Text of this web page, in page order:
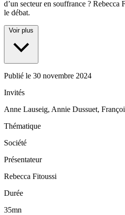
d’un secteur en souffrance ? Rebecca
le débat.
Voir plus
Publié le 30 novembre 2024
Invités
Anne Lauseig, Annie Dussuet,
Thématique
Société
Présentateur
Rebecca Fitoussi
Durée
35mn